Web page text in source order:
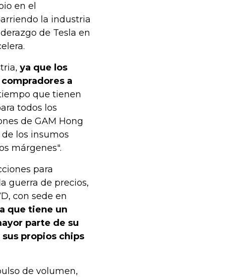
en el
la industria
de Tesla en
ya que los
a
que tienen
todos los
de GAM Hong
los insumos
márgenes".
para
guerra de precios,
con sede en
que tiene un
parte de su
propios chips
de volumen,